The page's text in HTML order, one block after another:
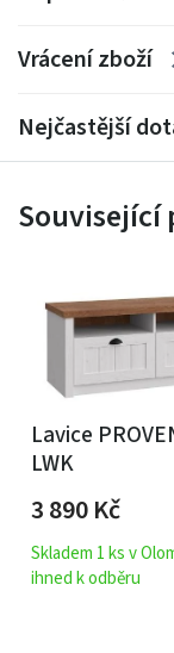
Vrácení zboží
Nejčastější
Lavice
LWK
3 890Kč
Skladem 1 ks v
ihned k odběru